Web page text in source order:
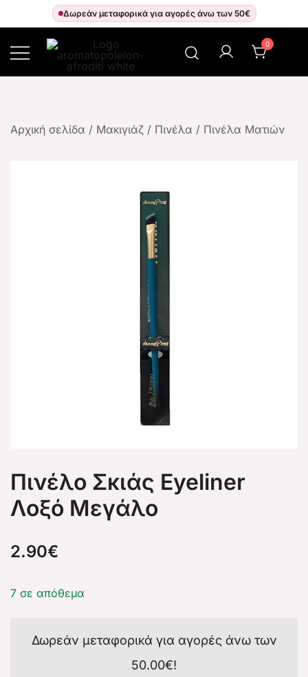
Δωρεάν μεταφορικά για αγορές άνω των 50€
0
Αρχική σελίδα / Μακιγιάζ / Πινέλα / Πινέλα Ματιών
Πινέλο Σκιάς Eyeliner
Λοξό Μεγάλο
2.90€
7 σε απόθεμα
Δωρεάν μεταφορικά για αγορές άνω των
50.00€!